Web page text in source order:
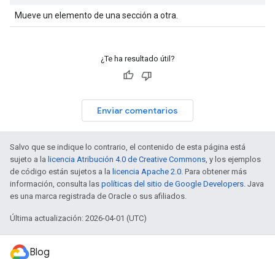
Mueve un elemento de una sección a otra.
¿Te ha resultado útil?
Enviar comentarios
Salvo que se indique lo contrario, el contenido de esta página está
sujeto a la licencia Atribución 4.0 de Creative Commons, y los ejemplos
de código están sujetos a la licencia Apache 2.0. Para obtener más
información, consulta las políticas del sitio de Google Developers. Java
es una marca registrada de Oracle o sus afiliados.
Última actualización: 2026-04-01 (UTC)
Blog